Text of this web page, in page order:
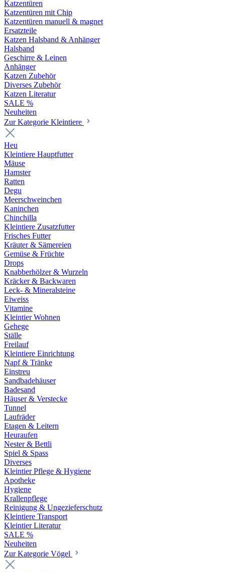
Katzentüren
Katzentüren mit Chip
Katzentüren manuell & magnet
Ersatzteile
Katzen Halsband & Anhänger
Halsband
Geschirre & Leinen
Anhänger
Katzen Zubehör
Diverses Zubehör
Katzen Literatur
SALE %
Neuheiten
Zur Kategorie Kleintiere
Heu
Kleintiere Hauptfutter
Mäuse
Hamster
Ratten
Degu
Meerschweinchen
Kaninchen
Chinchilla
Kleintiere Zusatzfutter
Frisches Futter
Kräuter & Sämereien
Gemüse & Früchte
Drops
Knabberhölzer & Wurzeln
Kräcker & Backwaren
Leck- & Mineralsteine
Eiweiss
Vitamine
Kleintier Wohnen
Gehege
Ställe
Freilauf
Kleintiere Einrichtung
Napf & Tränke
Einstreu
Sandbadehäuser
Badesand
Häuser & Verstecke
Tunnel
Laufräder
Etagen & Leitern
Heuraufen
Nester & Bettli
Spiel & Spass
Diverses
Kleintier Pflege & Hygiene
Apotheke
Hygiene
Krallenpflege
Reinigung & Ungezieferschutz
Kleintiere Transport
Kleintier Literatur
SALE %
Neuheiten
Zur Kategorie Vögel